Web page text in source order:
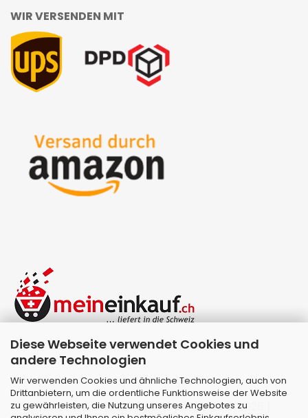
Diese Webseite verwendet Cookies und
andere Technologien
Wir verwenden Cookies und ähnliche Technologien, auch von
Drittanbietern, um die ordentliche Funktionsweise der Website
zu gewährleisten, die Nutzung unseres Angebotes zu
WIR VERSENDEN MIT
Webshop erstellenmit Gambio.de © 2026 |